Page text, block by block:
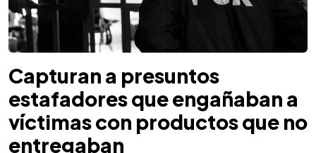
Capturan a presuntos
estafadores que engañaban a
víctimas con productos que no
entregaban